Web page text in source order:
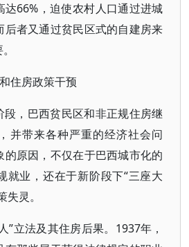
达66%，迫使农村人口通过进城
后者又通过贫民区式的自建房来
住房政策干预
段，巴西贫民区和非正规住房继
并带来各种严重的经济社会问
原因，不仅在于巴西城市化的
就业，还在于新阶段下“三座大
灵。
”立法及其住房后果。1937年，